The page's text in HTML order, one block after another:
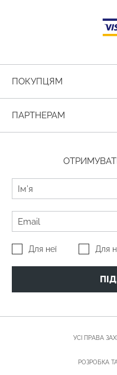
ПОКУПЦЯМ
ПАРТНЕРАМ
Для неї Для
УСІ ПРАВА
РОЗРОБКА